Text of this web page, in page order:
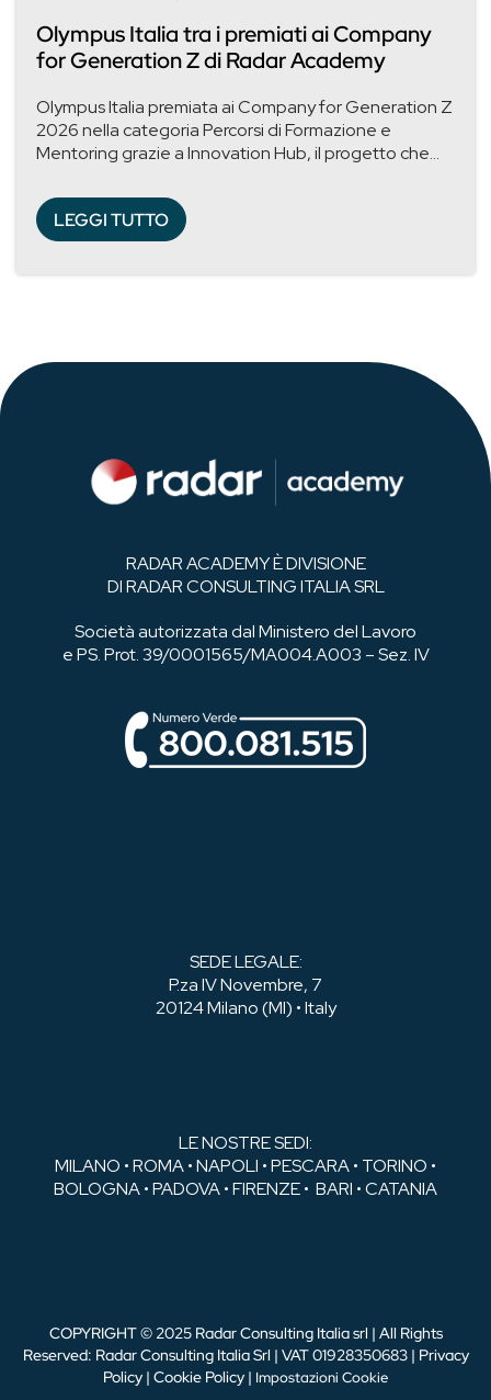
Olympus Italia tra i premiati ai Company
for Generation Z di Radar Academy
Olympus Italia premiata ai Company for Generation Z
2026 nella categoria Percorsi di Formazione e
Mentoring grazie a Innovation Hub, il progetto che...
LEGGI TUTTO
RADAR ACADEMY È DIVISIONE
DI RADAR CONSULTING ITALIA SRL
Società autorizzata dal Ministero del Lavoro
e PS. Prot. 39/0001565/MA004.A003 – Sez. IV
SEDE LEGALE:
P.za IV Novembre, 7
20124 Milano (MI) • Italy
LE NOSTRE SEDI:
MILANO • ROMA • NAPOLI • PESCARA • TORINO •
BOLOGNA • PADOVA • FIRENZE • BARI • CATANIA
COPYRIGHT © 2025 Radar Consulting Italia srl | All Rights
Reserved: Radar Consulting Italia Srl | VAT 01928350683 | Privacy
Policy | Cookie Policy | Impostazioni Cookie